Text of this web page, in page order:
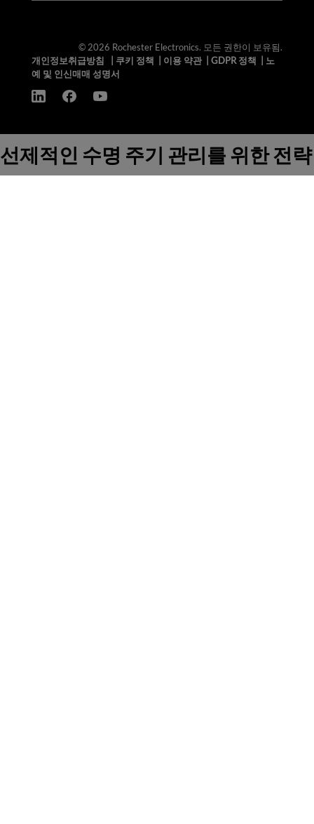
© 2026 Rochester Electronics. 모든 권한이 보유됨.
개인정보취급방침
쿠키 정책 이용 약관| GDPR 정책
노
예 및 인신매매 성명서
선제적인 수명 주기 관리를 위한 전략